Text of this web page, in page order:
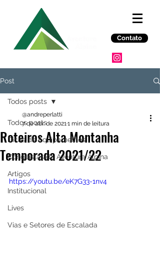
Contato
Post
Todos posts
Dicas de Equipamentos
Conquistas da Aventura Alpina
Artigos
Institucional
Lives
Vias e Setores de Escalada
Todos posts
Roteiros Alta Montanha
Temporada 2021/22
@andreperlatti
7 de abr. de 20211 min de leitura
https://youtu.be/eK7G33-1nv4